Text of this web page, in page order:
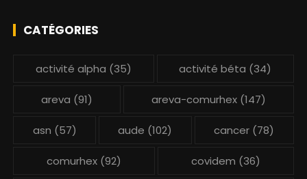
CATÉGORIES
activité alpha (35) activité béta (34)
areva (91) areva-comurhex(147)
asn (57) aude (102) cancer (78)
comurhex (92) covidem (36)